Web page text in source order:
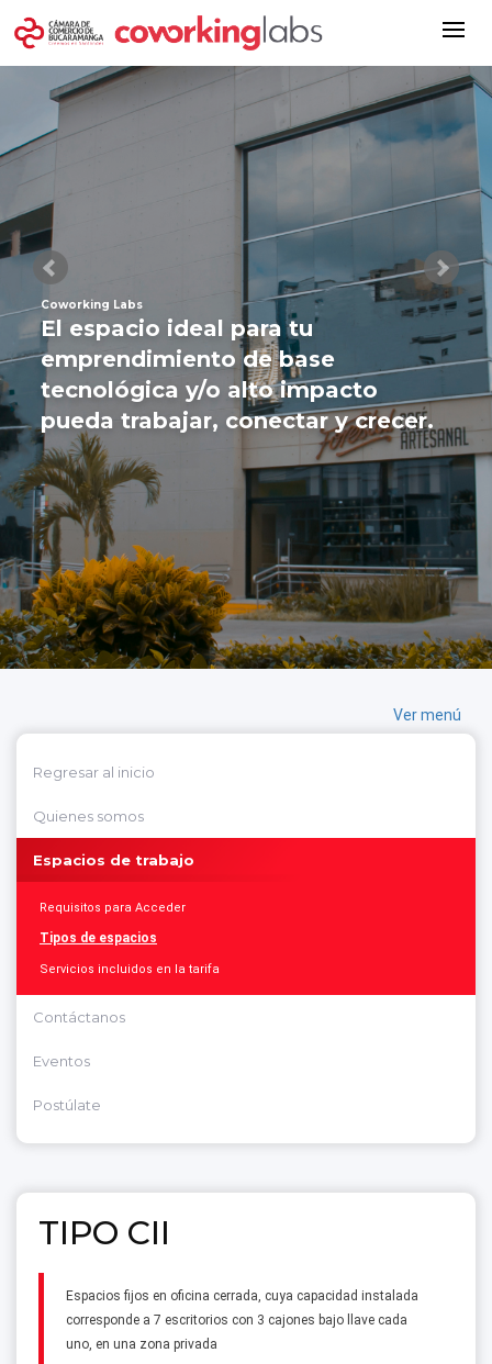
Coworking Labs
El espacio ideal para tu
emprendimiento de base
tecnológica y/o alto impacto
pueda trabajar, conectar y crecer.
Ver menú
Regresar al inicio
Quienes somos
Espacios de trabajo
Requisitos para Acceder
Tipos de espacios
Servicios incluidos en la tarifa
Contáctanos
Eventos
Postúlate
TIPO CII
Espacios fijos en oficina cerrada, cuya capacidad instalada
corresponde a 7 escritorios con 3 cajones bajo llave cada
uno, en una zona privada